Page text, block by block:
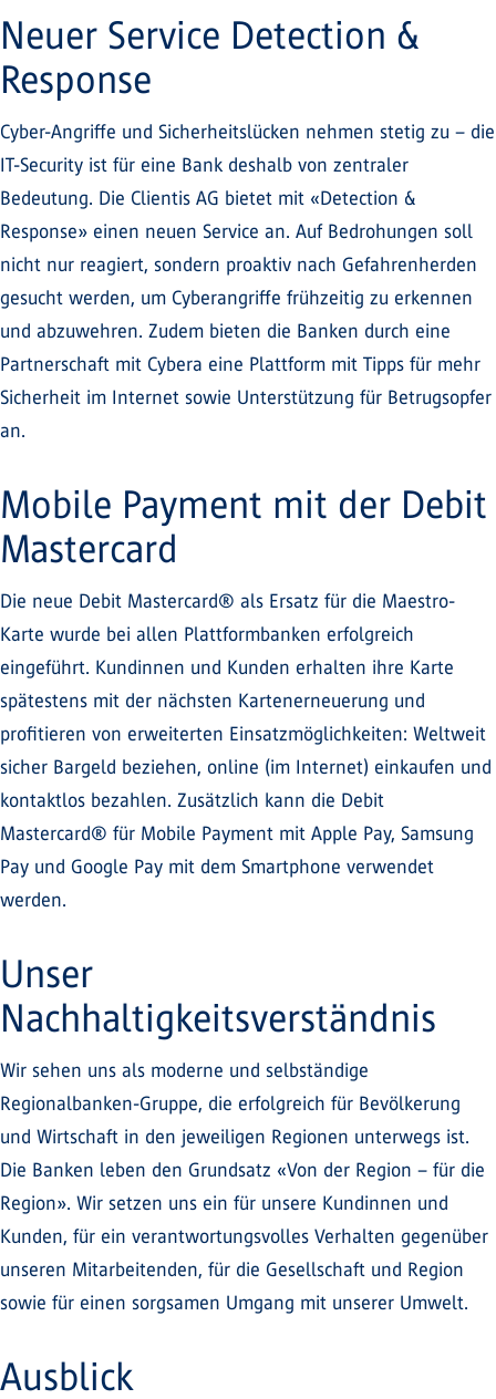
Neuer Service Detection &
Response
Cyber-Angriffe und Sicherheitslücken nehmen stetig zu – die
IT-Security ist für eine Bank deshalb von zentraler
Bedeutung. Die Clientis AG bietet mit «Detection &
Response» einen neuen Service an. Auf Bedrohungen soll
nicht nur reagiert, sondern proaktiv nach Gefahrenherden
gesucht werden, um Cyberangriffe frühzeitig zu erkennen
und abzuwehren. Zudem bieten die Banken durch eine
Partnerschaft mit Cybera eine Plattform mit Tipps für mehr
Sicherheit im Internet sowie Unterstützung für Betrugsopfer
an.
Mobile Payment mit der Debit
Mastercard
Die neue Debit Mastercard® als Ersatz für die Maestro-
Karte wurde bei allen Plattformbanken erfolgreich
eingeführt. Kundinnen und Kunden erhalten ihre Karte
spätestens mit der nächsten Kartenerneuerung und
profitieren von erweiterten Einsatzmöglichkeiten: Weltweit
sicher Bargeld beziehen, online (im Internet) einkaufen und
kontaktlos bezahlen. Zusätzlich kann die Debit
Mastercard® für Mobile Payment mit Apple Pay, Samsung
Pay und Google Pay mit dem Smartphone verwendet
werden.
Unser
Nachhaltigkeitsverständnis
Wir sehen uns als moderne und selbständige
Regionalbanken-Gruppe, die erfolgreich für Bevölkerung
und Wirtschaft in den jeweiligen Regionen unterwegs ist.
Die Banken leben den Grundsatz «Von der Region – für die
Region». Wir setzen uns ein für unsere Kundinnen und
Kunden, für ein verantwortungsvolles Verhalten gegenüber
unseren Mitarbeitenden, für die Gesellschaft und Region
sowie für einen sorgsamen Umgang mit unserer Umwelt.
Ausblick